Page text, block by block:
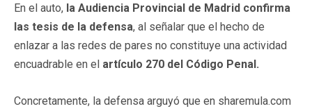
En el auto, la Audiencia Provincial de Madrid confirma
las tesis de la defensa, al señalar que el hecho de
enlazar a las redes de pares no constituye una actividad
encuadrable en el artículo 270 del Código Penal.
Concretamente, la defensa arguyó que en sharemula.com